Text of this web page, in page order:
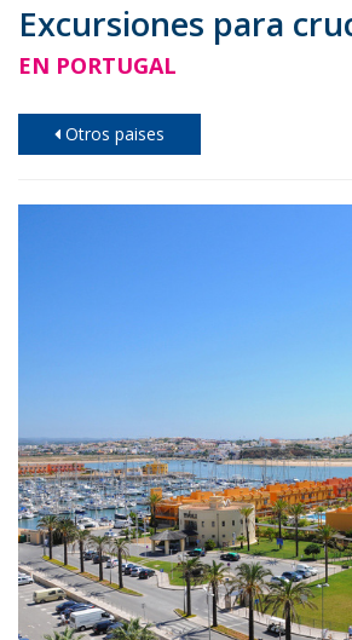
Excursiones para
EN PORTUGAL
Otros paises